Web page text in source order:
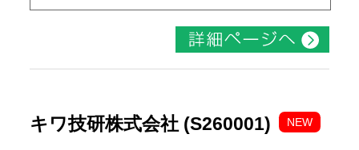
キワ技研株式会社 (S260001) NEW